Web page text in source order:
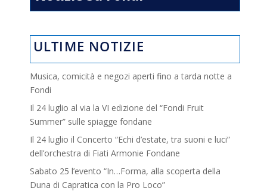
ULTIME NOTIZIE
Musica, comicità e negozi aperti fino a tarda notte a
Fondi
Il 24 luglio al via la VI edizione del “Fondi Fruit
Summer” sulle spiagge fondane
Il 24 luglio il Concerto “Echi d’estate, tra suoni e luci”
dell’orchestra di Fiati Armonie Fondane
Sabato 25 l’evento “In…Forma, alla scoperta della
Duna di Capratica con la Pro Loco”